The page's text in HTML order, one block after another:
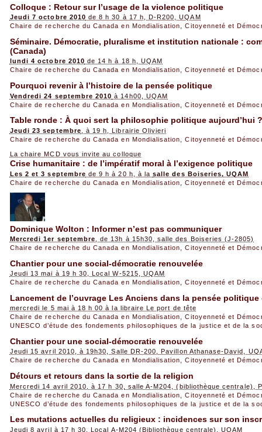
Colloque : Retour sur l’usage de la violence politique
Jeudi 7 octobre 2010 de 8 h 30 à 17 h, D-R200, UQAM
Chaire de recherche du Canada en Mondialisation, Citoyenneté et
Séminaire. Démocratie, pluralisme et institution nationale :
(Canada)
lundi 4 octobre 2010 de 14 h à 18 h, UQAM
Chaire de recherche du Canada en Mondialisation, Citoyenneté et
Pourquoi revenir à l’histoire de la pensée politique
Vendredi 24 septembre 2010 à 14h00, UQAM
Chaire de recherche du Canada en Mondialisation, Citoyenneté et
Table ronde : À quoi sert la philosophie politique aujourd’hui ?
Jeudi 23 septembre , à 19 h, Librairie Olivieri
Chaire de recherche du Canada en Mondialisation, Citoyenneté et
La chaire MCD vous invite au colloque
Crise humanitaire : de l’impératif moral à l’exigence politique
Les 2 et 3 septembre de 9 h à 20 h, à lasalle des Boiseries, UQAM
Chaire de recherche du Canada en Mondialisation, Citoyenneté et
Dominique Wolton : Informer n’est pas communiquer
Mercredi 1er septembre , de 13h à 15h30, salle des Boiseries (J-2805)
Chaire de recherche du Canada en Mondialisation, Citoyenneté et
Chantier pour une social-démocratie renouvelée
Jeudi 13 mai à 19 h 30, Local W-5215, UQAM
Chaire de recherche du Canada en Mondialisation, Citoyenneté et
Lancement de l’ouvrage Les Anciens dans la pensée
mercredi le 5 mai à 18 h 00 à la libraire Le port de tête
Chaire de recherche du Canada en Mondialisation, Citoyenneté et
UNESCO d’étude des fondements philosophiques de la justice et de la
Chantier pour une social-démocratie renouvelée
Jeudi 15 avril 2010, à 19h30, Salle DR-200, Pavillon Athanase-David,
Chaire de recherche du Canada en Mondialisation, Citoyenneté et
Détours et retours dans la sortie de la religion
Mercredi 14 avril 2010, à 17 h 30, salle A-M204, (bibliothèque centrale),
Chaire de recherche du Canada en Mondialisation, Citoyenneté et
UNESCO d’étude des fondements philosophiques de la justice et de la
Les mutations actuelles du religieux : incidences sur son
Jeudi 8 avril à 17 h 30, Local A-M204 (Bibliothèque centrale), UQAM